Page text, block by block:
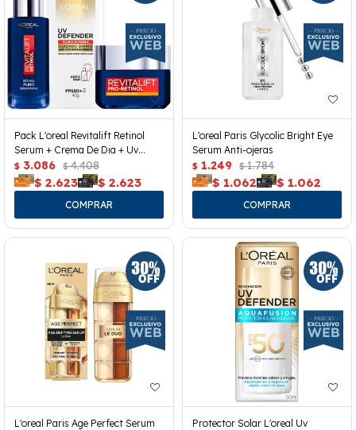
Pack L'oreal Revitalift Retinol
Serum + Crema De Dia + Uv
Defender
$ 3.086 $ 4.408
$ 2.623 $ 2.623
L'oreal Paris Glycolic Bright Eye
Serum Anti-ojeras
$ 1.249 $ 1.784
$ 1.062 $ 1.062
L'oreal Paris Age Perfect Serum
Protector Solar L'oreal Uv